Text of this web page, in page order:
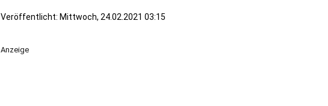
Veröffentlicht: Mittwoch, 24.02.2021 03:15
Anzeige